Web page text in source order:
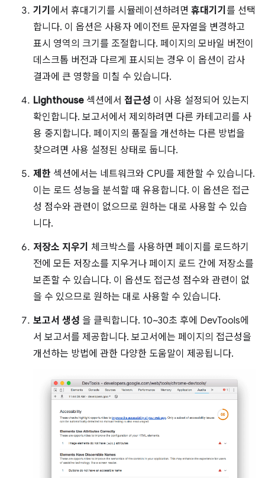
기기 에서 휴대기기를 시뮬레이션하려면 휴대기기 를 선택
합니다. 이 옵션은 사용자 에이전트 문자열을 변경하고
표시 영역의 크기를 조절합니다. 페이지의 모바일 버전이
데스크톱 버전과 다르게 표시되는 경우 이 옵션이 감사
결과에 큰 영향을 미칠 수 있습니다.
Lighthouse 섹션에서 접근성 이 사용 설정되어 있는지
확인합니다. 보고서에서 제외하려면 다른 카테고리를 사
용 중지합니다. 페이지의 품질을 개선하는 다른 방법을
찾으려면 사용 설정된 상태로 둡니다.
제한 섹션에서는 네트워크와 CPU를 제한할 수 있습니다.
이는 로드 성능을 분석할 때 유용합니다. 이 옵션은 접근
성 점수와 관련이 없으므로 원하는 대로 사용할 수 있습
니다.
저장소 지우기 체크박스를 사용하면 페이지를 로드하기
전에 모든 저장소를 지우거나 페이지 로드 간에 저장소를
보존할 수 있습니다. 이 옵션도 접근성 점수와 관련이 없
을 수 있으므로 원하는 대로 사용할 수 있습니다.
보고서 생성 을 클릭합니다. 10~30초 후에 DevTools에
서 보고서를 제공합니다. 보고서에는 페이지의 접근성을
개선하는 방법에 관한 다양한 도움말이 제공됩니다.